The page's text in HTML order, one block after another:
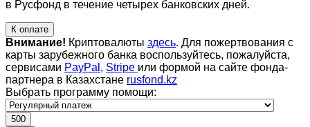
в Русфонд в течение четырех банковских дней.
К оплате
Внимание! Криптовалюты здесь. Для пожертвования с
карты зарубежного банка воспользуйтесь, пожалуйста,
сервисами PayPal , Stripe или формой на сайте фонда-
партнера в Казахстане rusfond.kz
Выбрать программу помощи:
500